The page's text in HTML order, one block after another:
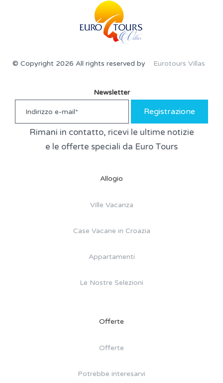
© Copyright 2026 All rights reserved by Eurotours Villas
Newsletter
Registrazione
Rimani in contatto, ricevi le ultime notizie
e le offerte speciali da Euro Tours
Allogio
Ville Vacanza
Case Vacane in Croazia
Appartamenti
Le Nostre Selezioni
Offerte
Offerte
Potrebbe interesarvi